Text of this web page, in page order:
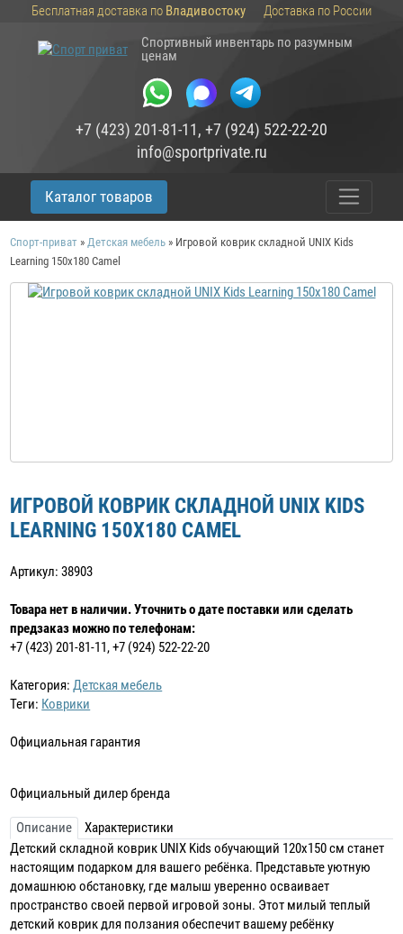
Бесплатная доставка по Владивостоку
Доставка по России
Спортивный инвентарь по разумным
ценам
+7 (423) 201-81-11, +7 (924) 522-22-20
info@sportprivate.ru
Каталог товаров
Спорт-приват » Детская мебель » Игровой коврик складной UNIX Kids
Learning 150x180 Camel
ИГРОВОЙ КОВРИК СКЛАДНОЙ UNIX KIDS
LEARNING 150X180 CAMEL
Артикул: 38903
Товара нет в наличии. Уточнить о дате поставки или сделать
предзаказ можно по телефонам:
+7 (423) 201-81-11, +7 (924) 522-22-20
Категория:Детская мебель
Теги: Коврики
Официальная гарантия
Официальный дилер бренда
Описание
Характеристики
Детский складной коврик UNIX Kids обучающий 120x150 см станет
настоящим подарком для вашего ребёнка. Представьте уютную
домашнюю обстановку, где малыш уверенно осваивает
пространство своей первой игровой зоны. Этот милый теплый
детский коврик для ползания обеспечит вашему ребёнку